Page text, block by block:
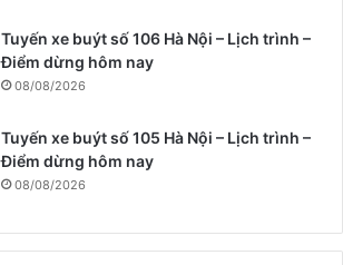
Tuyến xe buýt số 106 Hà Nội – Lịch trình –
Điểm dừng hôm nay
08/08/2026
Tuyến xe buýt số 105 Hà Nội – Lịch trình –
Điểm dừng hôm nay
08/08/2026